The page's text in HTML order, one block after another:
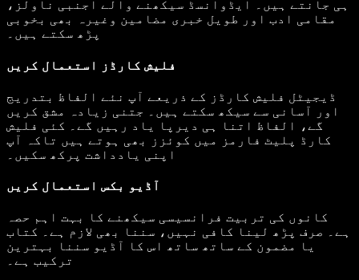
ہی جانتے ہیں۔ ایڈوانسڈ سیکھنے والے اجنبی ناولز،
مقامی ادب اور طویل خبری مضامین وغیرہ بھی بخوبی
پڑھ سکتے ہیں۔
فلیش کارڈز استعمال کریں
ڈیجیٹل فلیش کارڈز کے ذریعے آپ نئے الفاظ بتدریج
اور آسانی سے سیکھ سکتے ہیں۔ جتنی زیادہ مشق کریں
گے، الفاظ اتنا ہی دیرپا یاد رہیں گے۔ کئی فلیش
کارڈ پلیٹ فارمز میں کوئزز بھی ہوتے ہیں تاکہ آپ
اپنی یادداشت پرکھ سکیں۔
آڈیو بکس استعمال کریں
کانوں کی تربیت فرانسیسی سیکھنے کا بہت اہم حصہ
ہے۔ صرف پڑھ لینا کافی نہیں، سننا بھی لازم ہے۔ کتاب
یا مضمون کے ساتھ ساتھ اس کا آڈیو سننا بہترین
ترکیب ہے۔